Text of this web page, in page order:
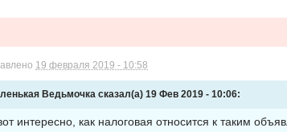
19 февраля 2019 - 10:58
Ведьмочка сказал(а) 19 Фев 2019 - 10:06:
интересно, как налоговая относится к таким